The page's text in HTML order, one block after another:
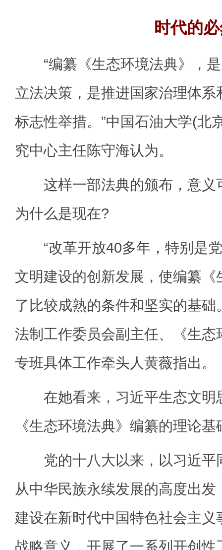
时代的
“编纂《生态环境法典》，是
立法决策，是推进国家治理体
标志性举措。”中国石油大学(北
究中心主任陈守海认为。
这样一部法典的颁布，意义
为什么是现在?
“改革开放40多年，特别是党
文明建设的创新发展，使编纂《
了比较成熟的条件和坚实的基础
法制工作委员会副主任、《生态
专班具体工作牵头人黄薇指出。
在她看来，习近平生态文明
《生态环境法典》编纂的理论基
党的十八大以来，以习近平
从中华民族永续发展的高度出
建设在新时代中国特色社会主
战略意义，开展了一系列开创